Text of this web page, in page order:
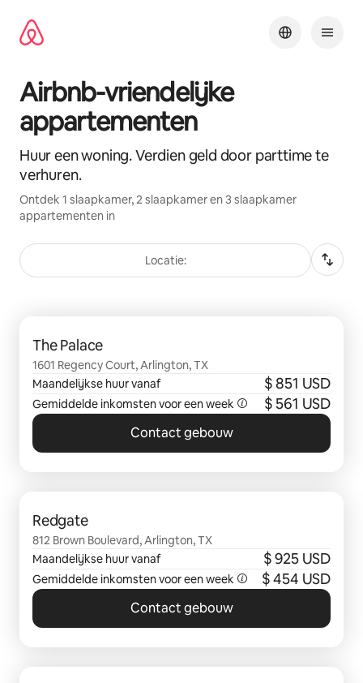
direct
naar
Airbnb-vriendelijke
appartementen
Huur een woning. Verdien geld door parttime te
verhuren.
Ontdek 1 slaapkamer, 2 slaapkamer en 3 slaapkamer
appartementen in
Locatie:
The Palace
1601 Regency Court, Arlington, TX
Maandelijkse huur vanaf
$ 851 USD
Gemiddelde inkomsten voor een week $ 561 USD
Contact gebouw
Redgate
812 Brown Boulevard, Arlington, TX
Maandelijkse huur vanaf
$ 925 USD
Gemiddelde inkomsten voor een week $ 454 USD
Contact gebouw